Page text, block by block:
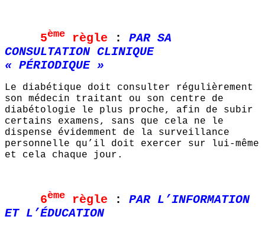
5ème règle : PAR SA
CONSULTATION CLINIQUE
« PÉRIODIQUE »
Le diabétique doit consulter régulièrement
son médecin traitant ou son centre de
diabétologie le plus proche, afin de subir
certains examens, sans que cela ne le
dispense évidemment de la surveillance
personnelle qu’il doit exercer sur lui-même
et cela chaque jour.
6ème règle : PAR L’INFORMATION
ET L’ÉDUCATION